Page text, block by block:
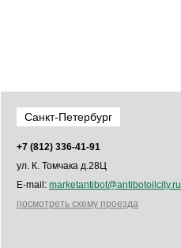
Санкт-Петербург
+7 (812) 336­-41­-91
ул. К. Томчака д.28Ц
E-mail: marketantibot@antibotoilcity.ru
посмотреть схему проезда